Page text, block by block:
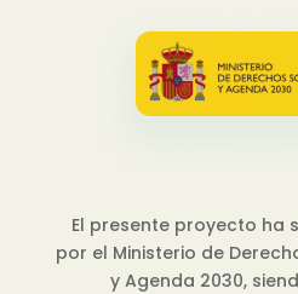
El presente proyecto ha
por el Ministerio de
y Agenda 2030,